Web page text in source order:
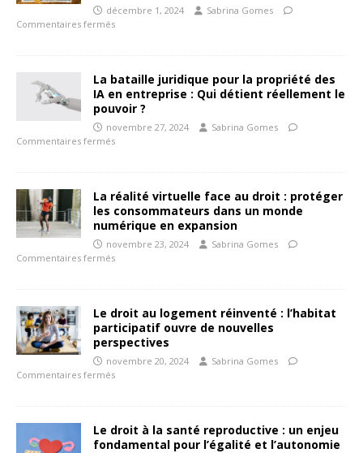
décembre 1, 2024
Sabrina Gomes
Commentaires fermés
La bataille juridique pour la propriété des
IA en entreprise : Qui détient réellement le
pouvoir ?
novembre 27, 2024
Sabrina Gomes
Commentaires fermés
La réalité virtuelle face au droit : protéger
les consommateurs dans un monde
numérique en expansion
novembre 23, 2024
Sabrina Gomes
Commentaires fermés
Le droit au logement réinventé : l’habitat
participatif ouvre de nouvelles
perspectives
novembre 20, 2024
Sabrina Gomes
Commentaires fermés
Le droit à la santé reproductive : un enjeu
fondamental pour l’égalité et l’autonomie